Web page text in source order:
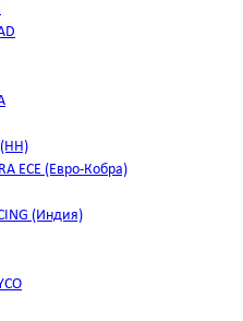
ECE (Евро-Кобра)
(Индия)